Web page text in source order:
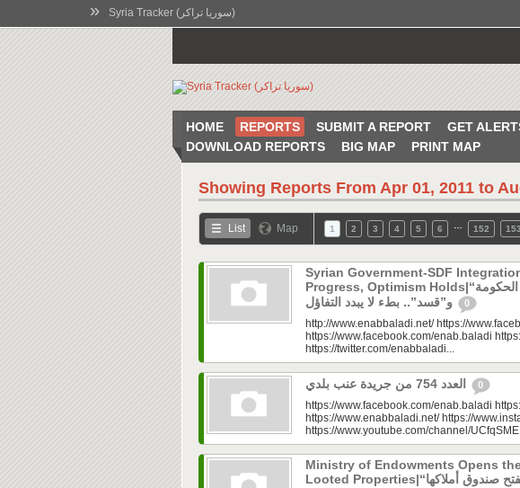
» Syria Tracker (سوريا تراكر)
HOME REPORTS SUBMIT A REPORT GET
DOWNLOAD REPORTS
BIG MAP PRINT MAP
Showing Reports From Apr 01, 2011 to
List Map 1 2 3 4 5 6 152 153
Syrian Government-SDF
Progress, Optimism Holds|“الدمج” بين الحكومة
0
http://www.enabbaladi.net/ https://
https://www.facebook.com/enab.baladi
https://twitter.com/enabbaladi...
0
https://www.facebook.com/enab.baladi
https://www.enabbaladi.net/ https://
https://www.youtube.com/channel/
Ministry of Endowments Opens
Looted Properties|“الأوقاف” تفتح صندوق أملاكها